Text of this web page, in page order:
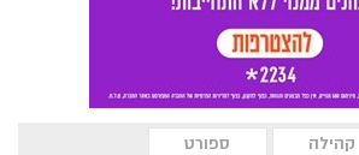
קהילה ספורט